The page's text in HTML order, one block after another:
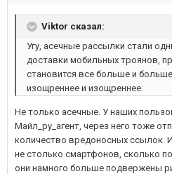
Viktor сказал:
Угу, асечные рассылки стали
доставки мобильных троянов,
становится все больше и
изощреннее и изощреннее.
Не только асечные. У наших
Майл_ру_агент, через него тоже
количество вредоносных ссылок.
не столько смартфонов, сколько
они намного больше подвержены